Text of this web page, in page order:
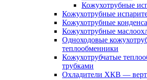
Кожухотрубные
Кожухотрубные
Кожухотрубные
Кожухотрубные
Одноходовые
теплообменники
Кожухотрубчатые
трубками
Охладители ХКВ —